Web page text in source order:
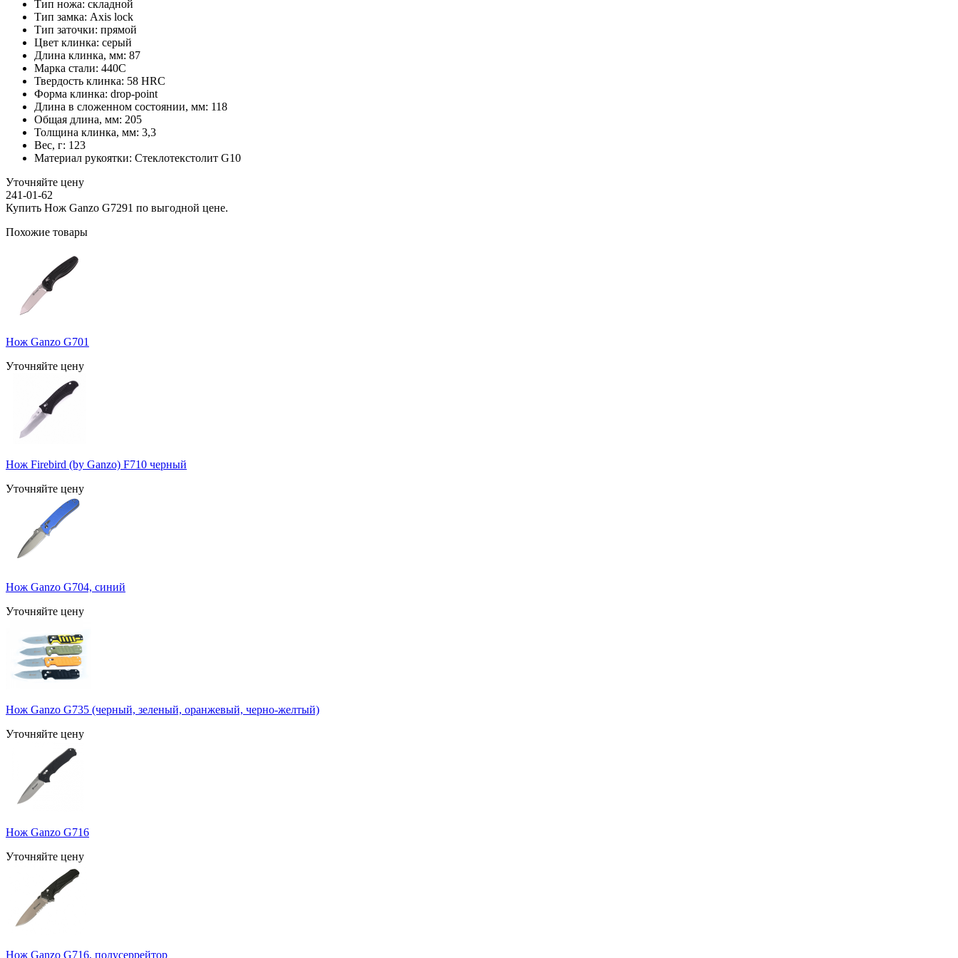
Тип ножа: складной
Тип замка: Axis lock
Тип заточки: прямой
Цвет клинка: серый
Длина клинка, мм: 87
Марка стали: 440C
Твердость клинка: 58 HRC
Форма клинка: drop-point
Длина в сложенном состоянии, мм: 118
Общая длина, мм: 205
Толщина клинка, мм: 3,3
Вес, г: 123
Материал рукоятки: Стеклотекстолит G10
Уточняйте цену
241-01-62
Купить Нож Ganzo G7291 по выгодной цене.
Похожие товары
Нож Ganzo G701
Уточняйте цену
Нож Firebird (by Ganzo) F710 черный
Уточняйте цену
Нож Ganzo G704, синий
Уточняйте цену
Нож Ganzo G735 (черный, зеленый, оранжевый, черно-желтый)
Уточняйте цену
Нож Ganzo G716
Уточняйте цену
Нож Ganzo G716, полусеррейтор